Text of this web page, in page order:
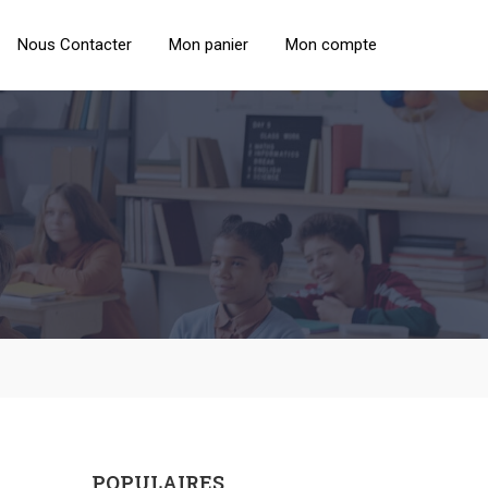
Nous Contacter Mon panier Mon compte
POPULAIRES